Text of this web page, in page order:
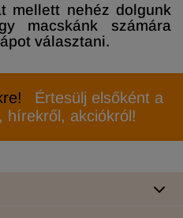
mellett nehéz dolgunk
macskánk számára
választani.
Értesülj elsőként a
hírekről, akciókról!